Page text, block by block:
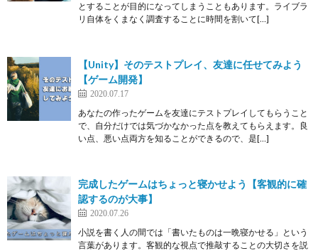
とすることが目的になってしまうこともあります。ライブラ
リ自体をくまなく調査することに時間を割いて[…]
【Unity】そのテストプレイ、友達に任せてみよう
【ゲーム開発】
2020.07.17
あなたの作ったゲームを友達にテストプレイしてもらうこと
で、自分だけでは気づかなかった点を教えてもらえます。良
い点、悪い点両方を知ることができるので、是[…]
完成したゲームはちょっと寝かせよう【客観的に確
認するのが大事】
2020.07.26
小説を書く人の間では「書いたものは一晩寝かせる」という
言葉があります。客観的な視点で推敲することの大切さを説